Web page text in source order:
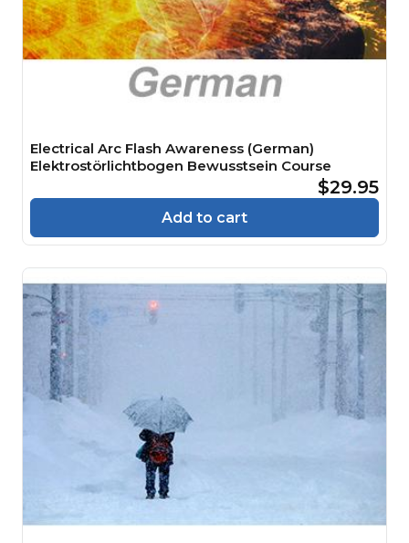
Electrical Arc Flash Awareness (German)
Elektrostörlichtbogen Bewusstsein Course
$29.95
Add to cart